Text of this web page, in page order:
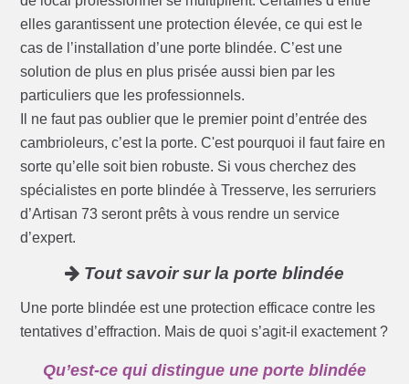
elles garantissent une protection élevée, ce qui est le
cas de l’installation d’une porte blindée. C’est une
solution de plus en plus prisée aussi bien par les
particuliers que les professionnels.
Il ne faut pas oublier que le premier point d’entrée des
cambrioleurs, c’est la porte. C'est pourquoi il faut faire en
sorte qu’elle soit bien robuste. Si vous cherchez des
spécialistes en porte blindée à Tresserve, les serruriers
d’Artisan 73 seront prêts à vous rendre un service
d’expert.
Tout savoir sur la porte blindée
Une porte blindée est une protection efficace contre les
tentatives d’effraction. Mais de quoi s’agit-il exactement ?
Qu’est-ce qui distingue une porte blindée